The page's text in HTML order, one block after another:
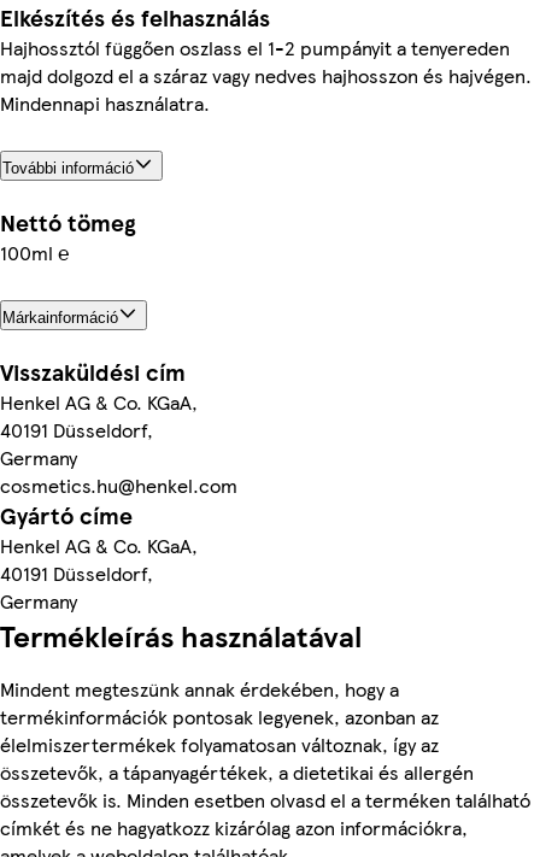
Elkészítés és felhasználás
Hajhossztól függően oszlass el 1-2 pumpányit a tenyereden
majd dolgozd el a száraz vagy nedves hajhosszon és hajvégen.
Mindennapi használatra.
További információ
Nettó tömeg
100ml ℮
Márkainformáció
Visszaküldési cím
Henkel AG & Co. KGaA,
40191 Düsseldorf,
Germany
cosmetics.hu@henkel.com
Gyártó címe
Henkel AG & Co. KGaA,
40191 Düsseldorf,
Germany
Termékleírás használatával
Mindent megteszünk annak érdekében, hogy a
termékinformációk pontosak legyenek, azonban az
élelmiszertermékek folyamatosan változnak, így az
összetevők, a tápanyagértékek, a dietetikai és allergén
összetevők is. Minden esetben olvasd el a terméken található
címkét és ne hagyatkozz kizárólag azon információkra,